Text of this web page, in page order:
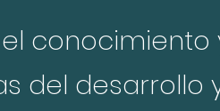
del desarrollo